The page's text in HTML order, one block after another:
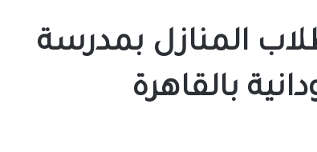
المنازل بمدرسة
بالقاهرة